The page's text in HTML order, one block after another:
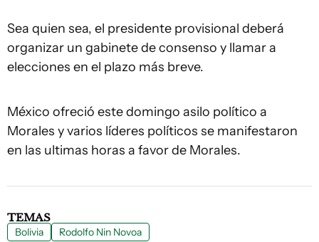
Sea quien sea, el presidente provisional deberá
organizar un gabinete de consenso y llamar a
elecciones en el plazo más breve.
México ofreció este domingo asilo político a
Morales y varios líderes políticos se manifestaron
en las ultimas horas a favor de Morales.
TEMAS
Bolivia Rodolfo Nin Novoa